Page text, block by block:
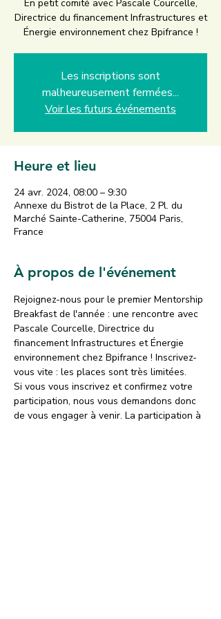
En petit comité avec Pascale Courcelle,
Directrice du financement Infrastructures et
Énergie environnement chez Bpifrance !
Les inscriptions sont
malheureusement fermées...
Voir les futurs événements
Heure et lieu
24 avr. 2024, 08:00 – 9:30
Annexe du Bistrot de la Place, 2 Pl. du
Marché Sainte-Catherine, 75004 Paris,
France
À propos de l'événement
Rejoignez-nous pour le premier Mentorship
Breakfast de l'année : une rencontre avec
Pascale Courcelle, Directrice du
financement Infrastructures et Énergie
environnement chez Bpifrance ! Inscrivez-
vous vite : les places sont très limitées.
Si vous vous inscrivez et confirmez votre
participation, nous vous demandons donc
de vous engager à venir. La participation à